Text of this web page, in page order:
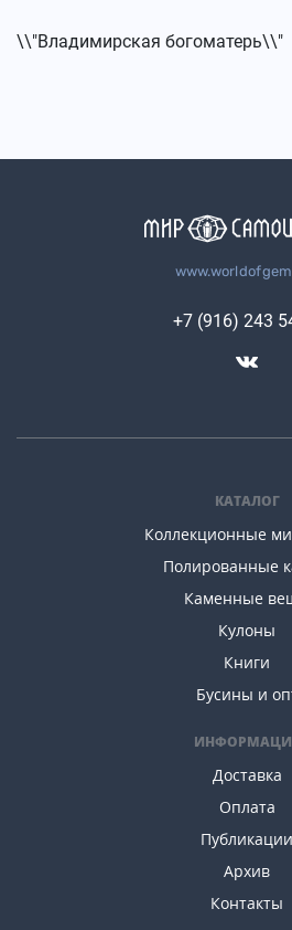
\\"Владимирская богоматерь\\"
КАТАЛОГ
Коллекционные
Полированные
Каменные
Кулоны
Книги
Бусины и
Доставка
Оплата
Публикации
Архив
Контакты
+7 (916) 243